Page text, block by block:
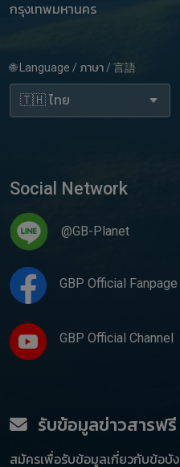
กรุงเทพมหานคร
🌐 Language / ภาษา / 言語
Social Network
@GB-Planet
GBP Official Fanpage
GBP Official Channel
รับข้อมูลข่าวสารฟรี
สมัครเพื่อรับข้อมูลเกี่ยวกับข้อบั